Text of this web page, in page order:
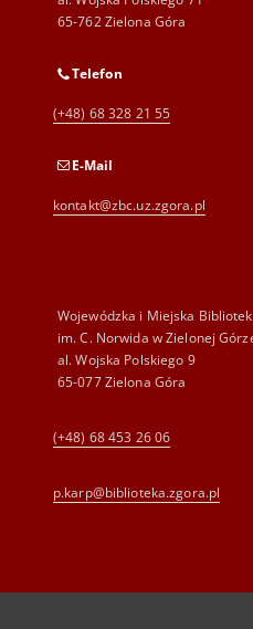
65-762 Zielona Góra
Telefon
(+48) 68 328 21 55
E-Mail
kontakt@zbc.uz.zgora.pl
Wojewódzka i Miejska
im. C. Norwida w Zielonej
al. Wojska Polskiego 9
65-077 Zielona Góra
(+48) 68 453 26 06
p.karp@biblioteka.zgora.pl